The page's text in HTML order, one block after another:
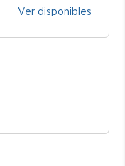
Ver disponibles